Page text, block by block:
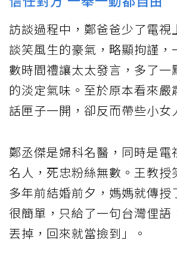
訪談過程中，鄭爸爸少了電視
談笑風生的豪氣，略顯拘謹，
數時間禮讓太太發言，多了一
的淡定氣味。至於原本看來嚴
話匣子一開，卻反而帶些小女
鄭丞傑是婦科名醫，同時是電
名人，死忠粉絲無數。王教授
多年前結婚前夕，媽媽就傳授
很簡單，只給了一句台灣俚語
丟掉，回來就當撿到」。